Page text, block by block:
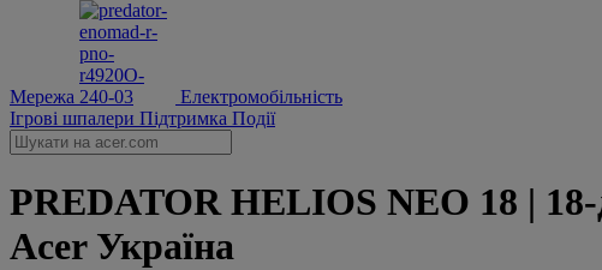
Мережа
Електромобільність
Ігрові шпалери Підтримка Події
PREDATOR HELIOS NEO 18 |
Acer Україна